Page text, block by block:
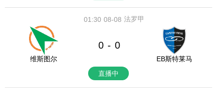
08-08
01:30 法罗甲
维斯图尔
0 - 0
EB斯特莱马
直播中